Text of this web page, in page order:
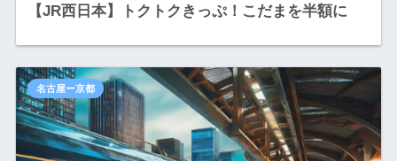
【JR西日本】トクトクきっぷ！こだまを半額に
名古屋ー京都